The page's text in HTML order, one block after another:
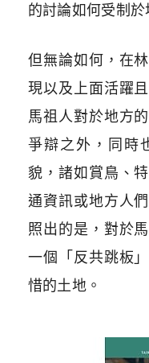
的討論如何受制於
但無論如何，在
現以及上面活躍
馬祖人對於地方
爭辯之外，同時
貌，諸如賞鳥、
通資訊或地方人
照出的是，對於
一個「反共跳板
惜的土地。